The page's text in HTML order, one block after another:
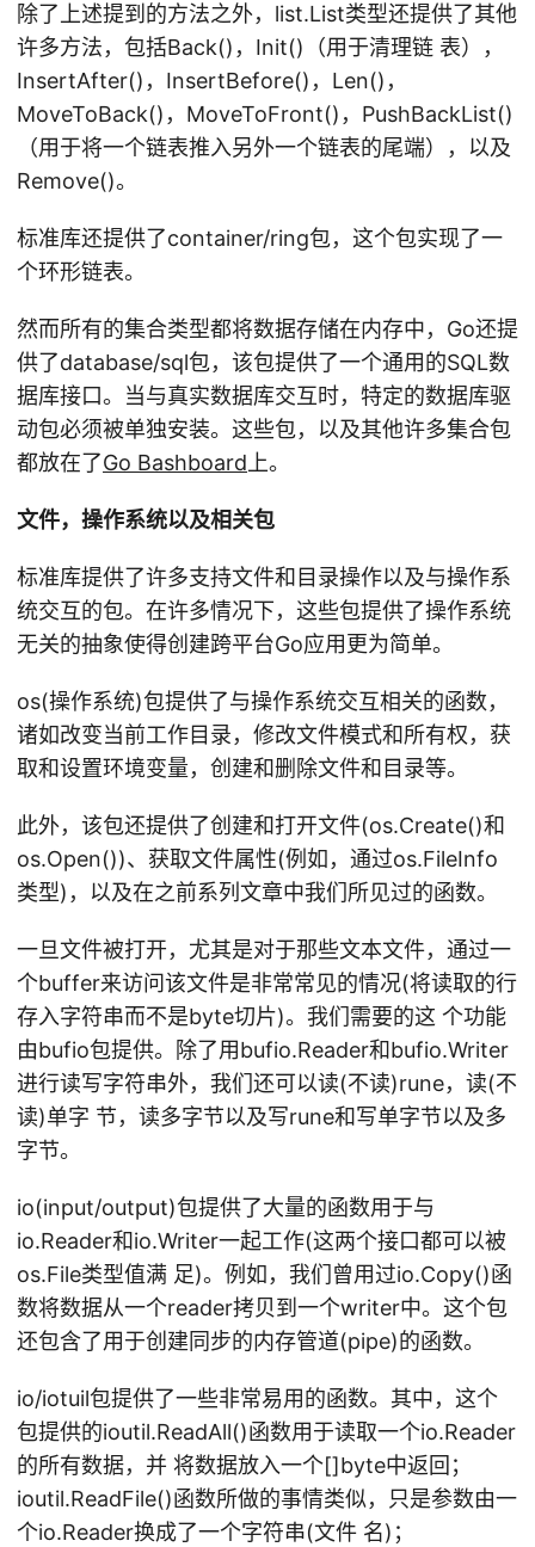
除了上述提到的方法之外，list.List类型还提供了其他
许多方法，包括Back()，Init()（用于清理链 表），
InsertAfter()，InsertBefore()，Len()，
MoveToBack()，MoveToFront()，PushBackList()
（用于将一个链表推入另外一个链表的尾端），以及
Remove()。
标准库还提供了container/ring包，这个包实现了一
个环形链表。
然而所有的集合类型都将数据存储在内存中，Go还提
供了database/sql包，该包提供了一个通用的SQL数
据库接口。当与真实数据库交互时，特定的数据库驱
动包必须被单独安装。这些包，以及其他许多集合包
都放在了Go Bashboard 上。
文件，操作系统以及相关包
标准库提供了许多支持文件和目录操作以及与操作系
统交互的包。在许多情况下，这些包提供了操作系统
无关的抽象使得创建跨平台Go应用更为简单。
os(操作系统)包提供了与操作系统交互相关的函数，
诸如改变当前工作目录，修改文件模式和所有权，获
取和设置环境变量，创建和删除文件和目录等。
此外，该包还提供了创建和打开文件(os.Create()和
os.Open())、获取文件属性(例如，通过os.FileInfo
类型)，以及在之前系列文章中我们所见过的函数。
一旦文件被打开，尤其是对于那些文本文件，通过一
个buffer来访问该文件是非常常见的情况(将读取的行
存入字符串而不是byte切片)。我们需要的这 个功能
由bufio包提供。除了用bufio.Reader和bufio.Writer
进行读写字符串外，我们还可以读(不读)rune，读(不
读)单字 节，读多字节以及写rune和写单字节以及多
字节。
io(input/output)包提供了大量的函数用于与
io.Reader和io.Writer一起工作(这两个接口都可以被
os.File类型值满 足)。例如，我们曾用过io.Copy()函
数将数据从一个reader拷贝到一个writer中。这个包
还包含了用于创建同步的内存管道(pipe)的函数。
io/iotuil包提供了一些非常易用的函数。其中，这个
包提供的ioutil.ReadAll()函数用于读取一个io.Reader
的所有数据，并 将数据放入一个[]byte中返回；
ioutil.ReadFile()函数所做的事情类似，只是参数由一
个io.Reader换成了一个字符串(文件 名)；